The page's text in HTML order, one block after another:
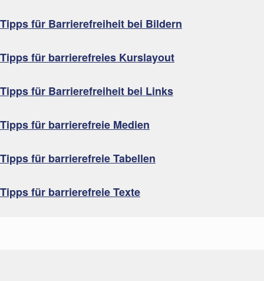
Tipps für Barrierefreiheit bei Bildern
Tipps für barrierefreies Kurslayout
Tipps für Barrierefreiheit bei Links
Tipps für barrierefreie Medien
Tipps für barrierefreie Tabellen
Tipps für barrierefreie Texte